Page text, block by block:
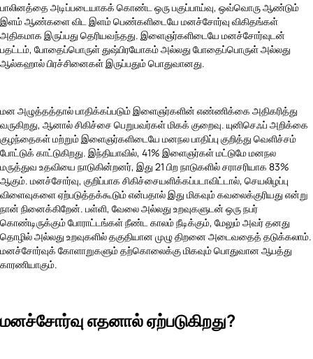
பாலினத்தை அடிப்படையாகக் கொண்ட ஒரு பகுப்பாய்வு, ஒவ்வொரு ஆண்டும்
இளம் ஆண்களை விட இளம் பெண்களிடையே மனச்சோர்வு விகிதங்கள்
அதிகமாக இருப்பது தெரியவந்தது. இளைஞர்களிடையே மனச்சோர்வுடன்
பதட்டம், போதைப்பொருள் துஷ்பிரயோகம் அல்லது போதைப்பொருள் அல்லது
ஆல்கஹால் பிரச்சினைகள் இருப்பதும் பொதுவானது.
மன அழுத்தத்தால் பாதிக்கப்படும் இளைஞர்களின் எண்ணிக்கை அதிகரித்து
வருகிறது, ஆனால் சிகிச்சை பெறுபவர்கள் மிகக் குறைவு. யுனிசெஃப் அறிக்கை
குழந்தைகள் மற்றும் இளைஞர்களிடையே மனநல பாதிப்பு குறித்து வெளிச்சம்
போட்டுக் காட்டுகிறது. இந்தியாவில், 41% இளைஞர்கள் மட்டுமே மனநல
மருத்துவ உதவியை நாடுகின்றனர், இது 21 பிற நாடுகளில் சராசரியாக 83%
ஆகும். மனச்சோர்வு, குறிப்பாக சிகிச்சையளிக்கப்படாவிட்டால், செயலிழப்பு
விளைவுகளை ஏற்படுத்தக்கூடும் என்பதால் இது மிகவும் கவலைக்குரியது என்று
நான் நினைக்கிறேன். பள்ளி, வேலை அல்லது உறவுகளுடன் ஒரு நபர்
கொண்டிருக்கும் போராட்டங்கள் நீண்ட காலம் நீடிக்கும், மேலும் அவர் தனது
தொழில் அல்லது உறவுகளில் தகுதியான முழு திறனை அடைவதைத் தடுக்கலாம்.
மனச்சோர்வுக் கோளாறுகளும் தற்கொலைக்கு மிகவும் பொதுவான ஆபத்து
காரணியாகும்.
மனச்சோர்வு எதனால் ஏற்படுகிறது?